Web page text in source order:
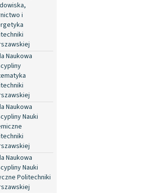
i
Naukowa
Naukowa
Nauki
Naukowa
Nauki
Politechniki